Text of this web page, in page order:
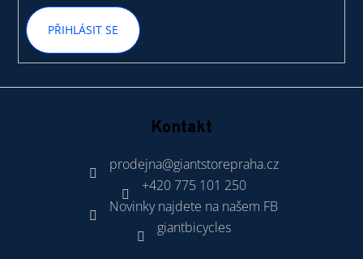
PŘIHLÁSIT SE
Kontakt
prodejna@giantstorepraha.cz
+420 775 101 250
Novinky najdete na našem FB
giantbicycles